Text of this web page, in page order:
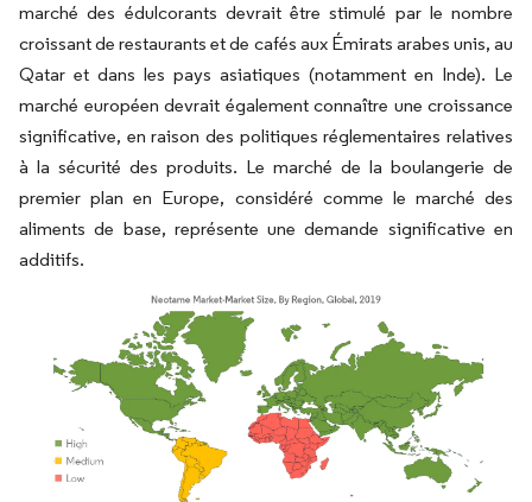
marché des édulcorants devrait être stimulé par le nombre
croissant de restaurants et de cafés aux Émirats arabes unis, au
Qatar et dans les pays asiatiques (notamment en Inde). Le
marché européen devrait également connaître une croissance
significative, en raison des politiques réglementaires relatives
à la sécurité des produits. Le marché de la boulangerie de
premier plan en Europe, considéré comme le marché des
aliments de base, représente une demande significative en
additifs.